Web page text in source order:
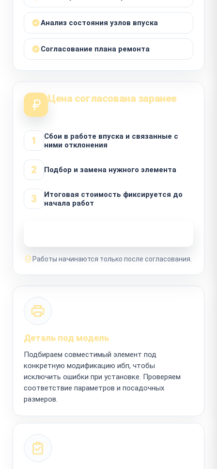
Анализ состояния узлов впуска
Согласование плана ремонта
Цена согласована заранее
1
Сбои в работе впуска и связанные с
ними отклонения
2 Подбор и замена нужного элемента
3
Итоговая стоимость фиксируется до
начала работ
Работы начинаются только после согласования.
Деталь под модель
Подбираем совместимый элемент под
конкретную модификацию ибп, чтобы
исключить ошибки при установке. Проверяем
соответствие параметров и посадочных
размеров.